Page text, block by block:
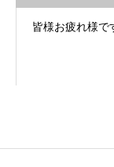
皆様お疲れ様で